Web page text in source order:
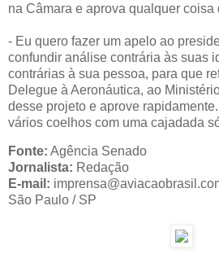
na Câmara e aprova qualquer coisa
- Eu quero fazer um apelo ao
confundir análise contrária às suas
contrárias à sua pessoa, para que
Delegue à Aeronáutica, ao
desse projeto e aprove
vários coelhos com uma cajadada
Fonte: Agência Senado
Jornalista: Redação
E-mail:
São Paulo / SP